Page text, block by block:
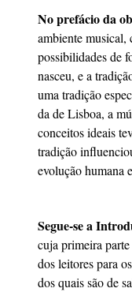
No prefácio da
ambiente musical,
possibilidades de
nasceu, e a
uma tradição
da de Lisboa, a
conceitos ideais
tradição
evolução humana
Segue-se a
cuja primeira
dos leitores para
dos quais são de